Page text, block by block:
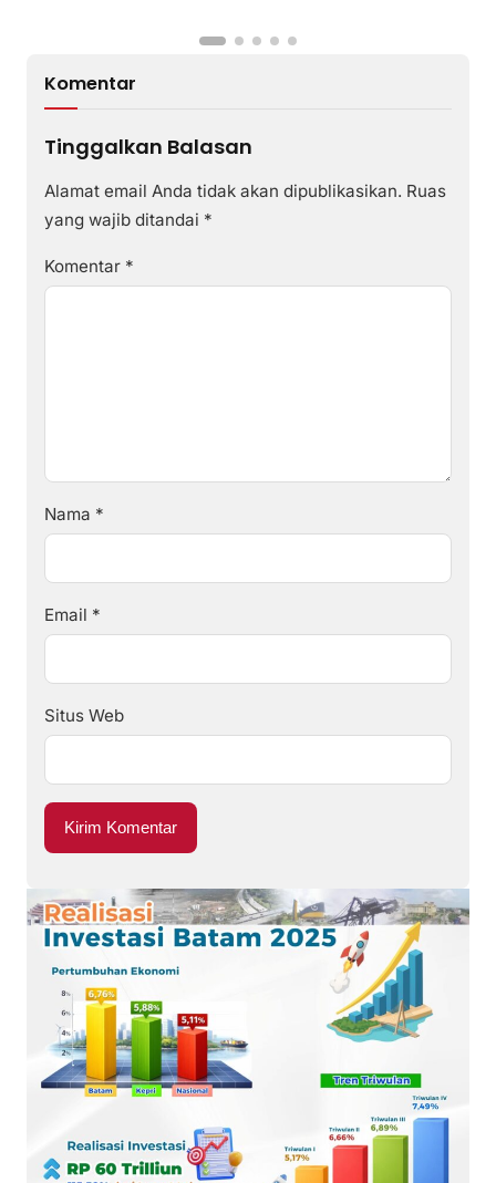
Komentar
Tinggalkan Balasan
Alamat email Anda tidak akan dipublikasikan. Ruas
yang wajib ditandai *
Komentar *
Nama *
Email *
Situs Web